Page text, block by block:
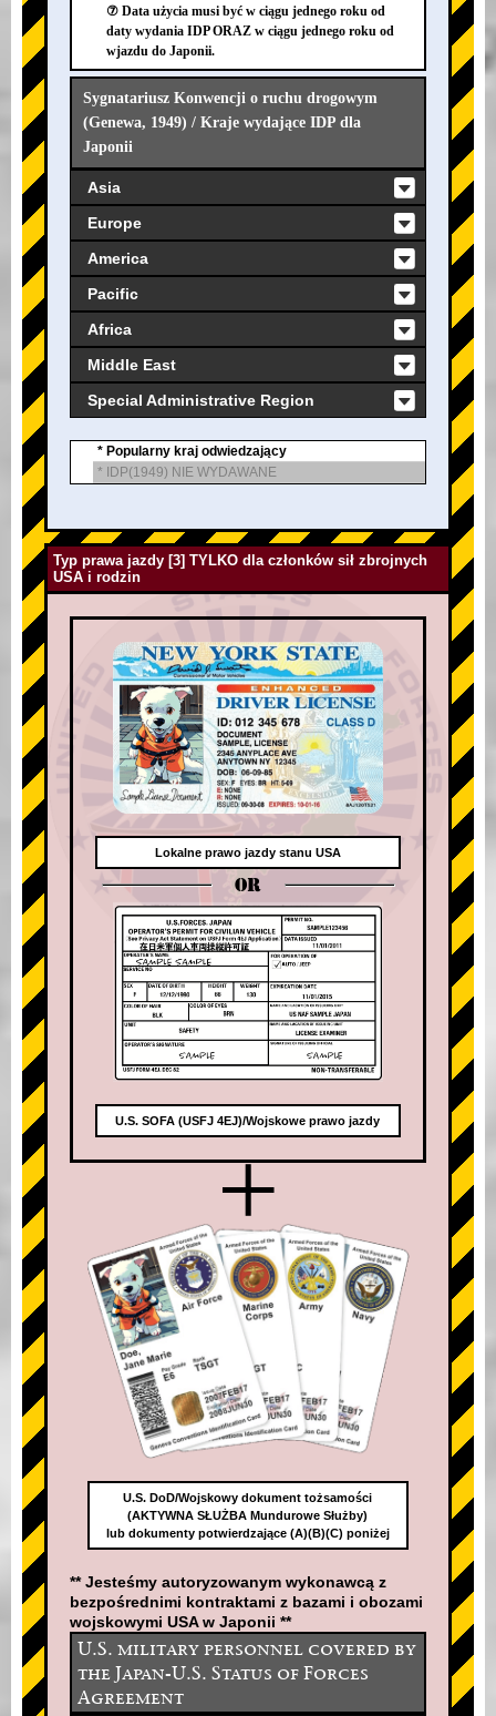
⑦ Data użycia musi być w ciągu jednego roku od
daty wydania IDP ORAZ w ciągu jednego roku od
wjazdu do Japonii.
Sygnatariusz Konwencji o ruchu drogowym
(Genewa, 1949) / Kraje wydające IDP dla
Japonii
Asia
Europe
America
Pacific
Africa
Middle East
Special Administrative Region
* Popularny kraj odwiedzający
* IDP(1949) NIE WYDAWANE
Typ prawa jazdy [3] TYLKO dla członków sił zbrojnych
USA i rodzin
Lokalne prawo jazdy stanu USA
OR
U.S. SOFA (USFJ 4EJ)/Wojskowe prawo jazdy
+
U.S. DoD/Wojskowy dokument tożsamości
(AKTYWNA SŁUŻBA Mundurowe Służby)
lub dokumenty potwierdzające (A)(B)(C) poniżej
** Jesteśmy autoryzowanym wykonawcą z
bezpośrednimi kontraktami z bazami i obozami
wojskowymi USA w Japonii **
U.S. military personnel covered by
the Japan-U.S. Status of Forces
Agreement